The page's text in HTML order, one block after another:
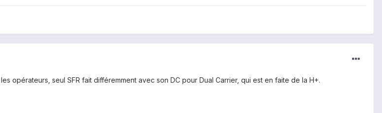
opérateurs, seul SFR fait différemment avec son DC pour Dual Carrier, qui est en faite de la H+.